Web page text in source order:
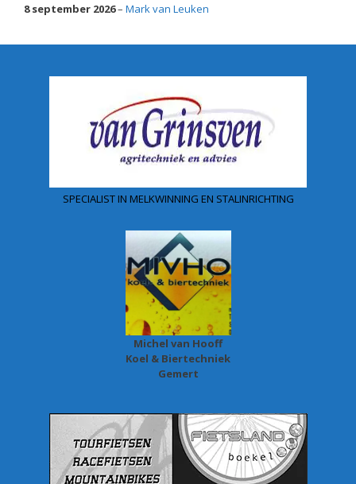
8 september 2026– Mark van Leuken
SPECIALIST IN MELKWINNING EN STALINRICHTING
Michel van Hooff
Koel & Biertechniek
Gemert